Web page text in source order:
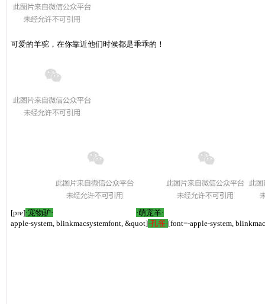
可爱的羊驼，在你靠近他们时候都是乖乖的！
[pre]·宠物驴·
·萌宠羊·
apple-system, blinkmacsystemfont, &quot]·孔雀·[font=-apple-system,